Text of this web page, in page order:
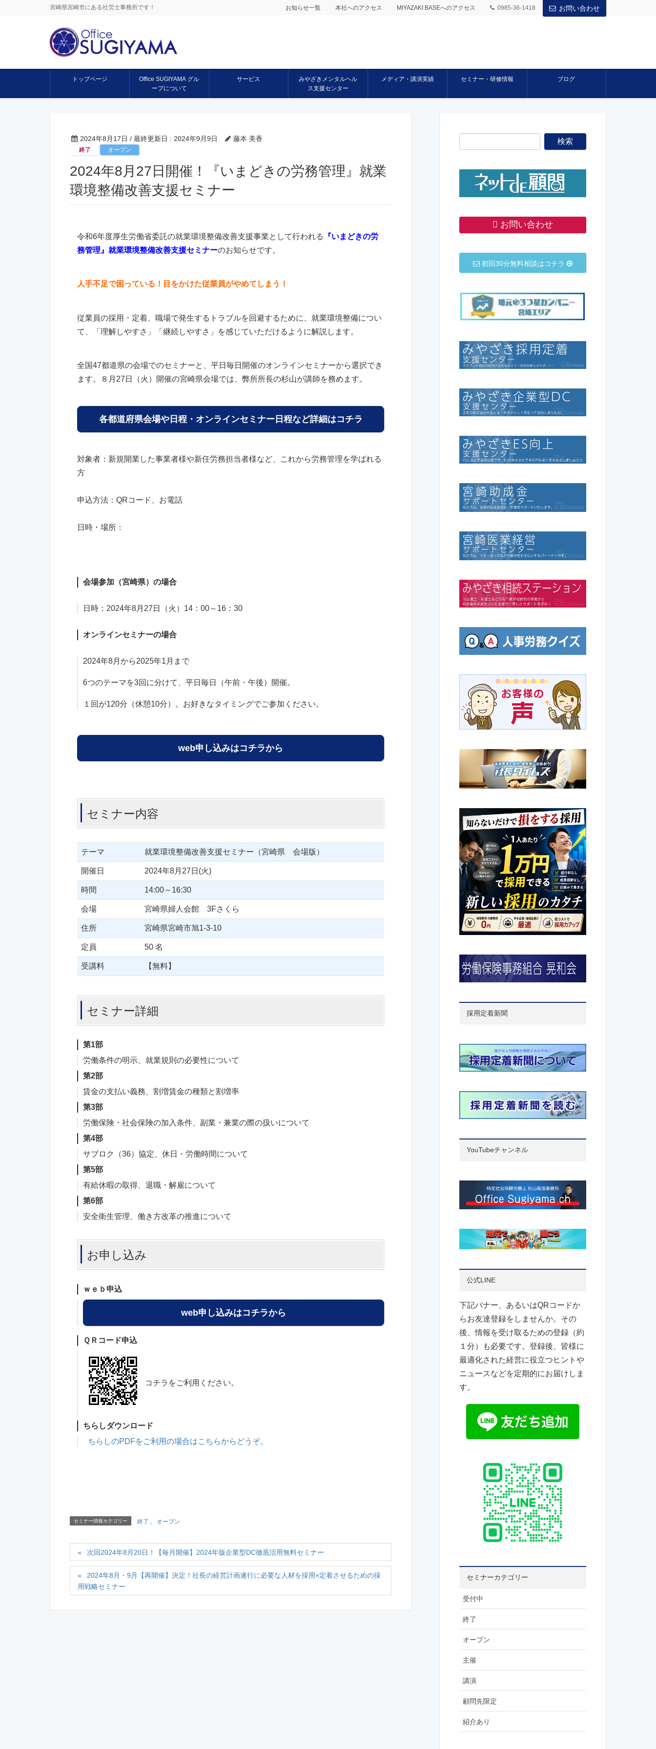
宮崎県宮崎市にある社労士事務所です！ お知らせ一覧 本社へのアクセス MIYAZAKI BASEへのアクセス 0985-36-1418 お問い合わせ
トップページ
Office SUGIYAMA グル
ープについて
サービス
みやざきメンタルヘル
ス支援センター
メディア・講演実績 セミナー・研修情報 ブログ
2024年8月17日 / 最終更新日 : 2024年9月9日 藤本 美香
終了 オープン
2024年8月27日開催！『いまどきの労務管理』就業
環境整備改善支援セミナー
令和6年度厚生労働省委託の就業環境整備改善支援事業として行われる
『いまどきの労
務管理』就業環境整備改善支援セミナーのお知らせです。
人手不足で困っている！目をかけた従業員がやめてしまう！
従業員の採用・定着、職場で発生するトラブルを回避するために、就業環境整備につい
て、「理解しやすさ」「継続しやすさ」を感じていただけるように解説します。
全国47都道県の会場でのセミナーと、平日毎日開催のオンラインセミナーから選択でき
ます。８月27日（火）開催の宮崎県会場では、弊所所長の杉山が講師を務めます。
各都道府県会場や日程・オンラインセミナー日程など詳細はコチラ
対象者：新規開業した事業者様や新任労務担当者様など、これから労務管理を学ばれる
方
申込方法：QRコード、お電話
日時・場所：
会場参加（宮崎県）の場合
日時：2024年8月27日（火）14：00～16：30
オンラインセミナーの場合
2024年8月から2025年1月まで
6つのテーマを3回に分けて、平日毎日（午前・午後）開催。
１回が120分（休憩10分）。お好きなタイミングでご参加ください。
web申し込みはコチラから
セミナー内容
テーマ 就業環境整備改善支援セミナー（宮崎県 会場版）
開催日 2024年8月27日(火)
時間 14:00～16:30
会場 宮崎県婦人会館 3Fさくら
住所 宮崎県宮崎市旭1-3-10
定員 50 名
受講料 【無料】
セミナー詳細
第1部
労働条件の明示、就業規則の必要性について
第2部
賃金の支払い義務、割増賃金の種類と割増率
第3部
労働保険・社会保険の加入条件、副業・兼業の際の扱いについて
第4部
サブロク（36）協定、休日・労働時間について
第5部
有給休暇の取得、退職・解雇について
第6部
安全衛生管理、働き方改革の推進について
お申し込み
ｗｅｂ申込
web申し込みはコチラから
ＱＲコード申込
コチラをご利用ください。
ちらしダウンロード
ちらしのPDFをご利用の場合はこちらからどうぞ。
セミナー情報カテゴリー 終了 、 オープン
次回2024年8月20日！【毎月開催】2024年版企業型DC徹底活用無料セミナー
2024年8月・9月【再開催】決定！社長の経営計画遂行に必要な人材を採用×定着させるための採
用戦略セミナー
お問い合わせ
初回30分無料相談はコチラ
採用定着新聞
YouTubeチャンネル
公式LINE
下記バナー、あるいはQRコードか
らお友達登録をしませんか。その
後、情報を受け取るための登録（約
１分）も必要です。登録後、皆様に
最適化された経営に役立つヒントや
ニュースなどを定期的にお届けしま
す。
セミナーカテゴリー
受付中
終了
オープン
主催
講演
顧問先限定
紹介あり